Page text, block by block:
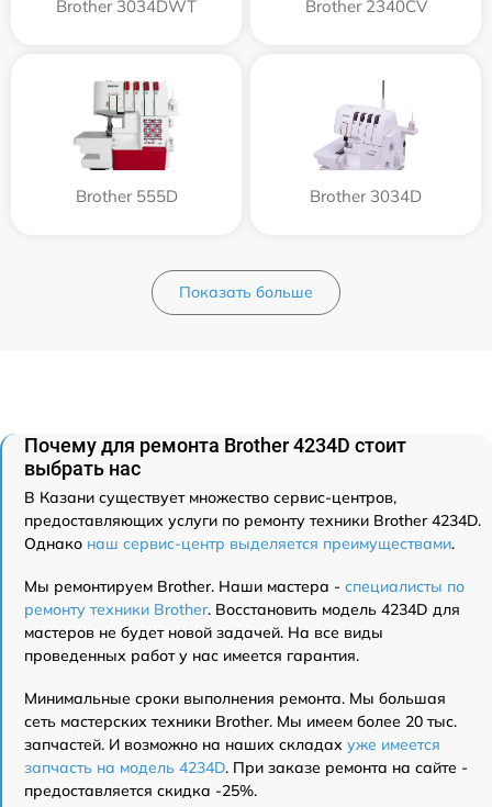
Brother 3034DWT Brother 2340CV
Brother 555D Brother 3034D
Показать больше
Почему для ремонта Brother 4234D стоит
выбрать нас
В Казани существует множество сервис-центров,
предоставляющих услуги по ремонту техники Brother 4234D.
Однако наш сервис-центр выделяется преимуществами.
Мы ремонтируем Brother. Наши мастера - специалисты по
ремонту техники Brother. Восстановить модель 4234D для
мастеров не будет новой задачей. На все виды
проведенных работ у нас имеется гарантия.
Минимальные сроки выполнения ремонта. Мы большая
сеть мастерских техники Brother. Мы имеем более 20 тыс.
запчастей. И возможно на наших складах уже имеется
запчасть на модель 4234D. При заказе ремонта на сайте -
предоставляется скидка -25%.